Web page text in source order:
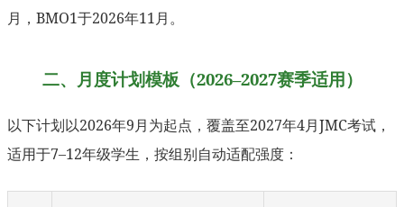
月，BMO1于2026年11月。
二、月度计划模板（2026–2027赛季适用）
以下计划以2026年9月为起点，覆盖至2027年4月JMC考试，
适用于7–12年级学生，按组别自动适配强度：